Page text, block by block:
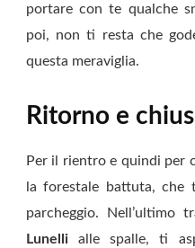
portare con te qualche
poi, non ti resta che
questa meraviglia.
Ritorno e
Per il rientro e quindi per
la forestale battuta, che
parcheggio. Nell’ultimo
Lunelli alle spalle, ti